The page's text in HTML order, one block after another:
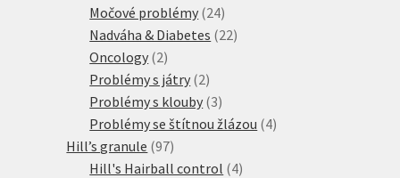
produktů
Močové problémy 2424
produktů
Nadváha & Diabetes 2222
Oncology 22
produkty
Problémy s játry 22
produkty
Problémy s klouby 33
produkty
Problémy se štítnou žlázou 44
Hill’s granule 9797
produktů
Hill's Hairball control 44